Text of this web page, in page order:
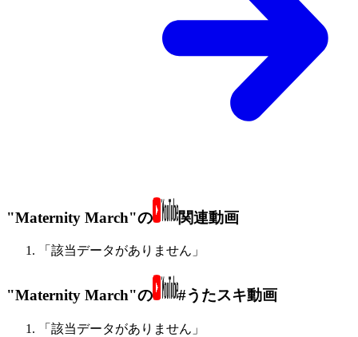
"Maternity March"の 関連動画
「該当データがありません」
"Maternity March"の #うたスキ動画
「該当データがありません」